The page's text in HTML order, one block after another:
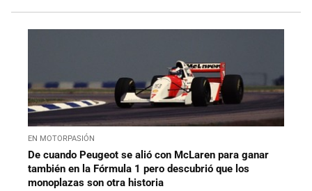
EN MOTORPASIÓN
De cuando Peugeot se alió con McLaren para ganar
también en la Fórmula 1 pero descubrió que los
monoplazas son otra historia